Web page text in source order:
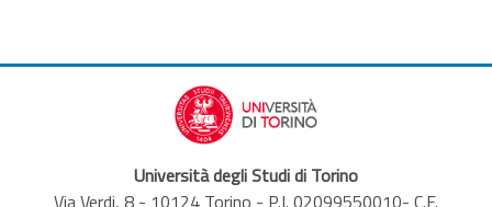
Università degli Studi di Torino
Via Verdi, 8 - 10124 Torino - P.I. 02099550010- C.F.